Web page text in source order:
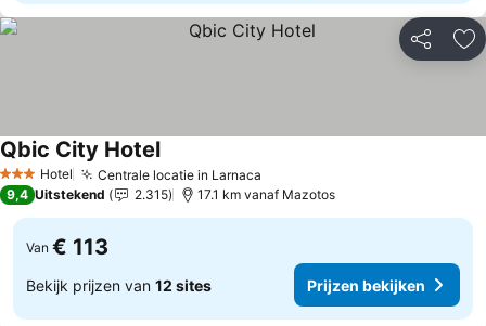
Delen
3 SterrenHotel Centrale locatie in Larnaca
Qbic City HotelPrijzen bekijken
9,4 Uitstekend 2.315 17.1 km vanaf Mazotos
Van € 113
Bekijk prijzen van 12 sites Prijzen bekijken